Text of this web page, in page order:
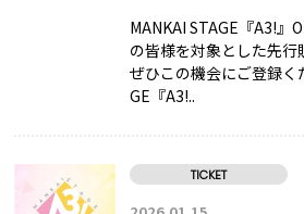
MANKAI STAGE『A3!』
の皆様を対象とした先行
ぜひこの機会にご登録
GE『A3!..
TICKET